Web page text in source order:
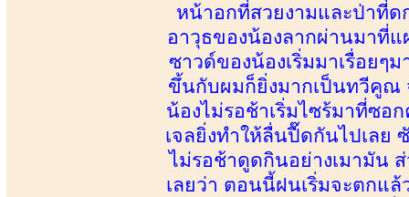
หน้าอกที่สวยงามและป่าที่
อาวุธของน้องลากผ่านมาที่แ
ซาวด์ของน้องเริ่มมาเรื่อยๆ
ขึ้นกับผมก็ยิ่งมากเป็นทวีคูณ
น้องไม่รอช้าเริ่มไซร้มาที่ซ
เจลยิ่งทำให้ลื่นปื๊ดกันไปเลย
ไม่รอช้าดูดกินอย่างเมามัน
เลยว่า ตอนนี้ฝนเริ่มจะตกแ